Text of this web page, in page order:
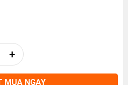
+
MUA NGAY